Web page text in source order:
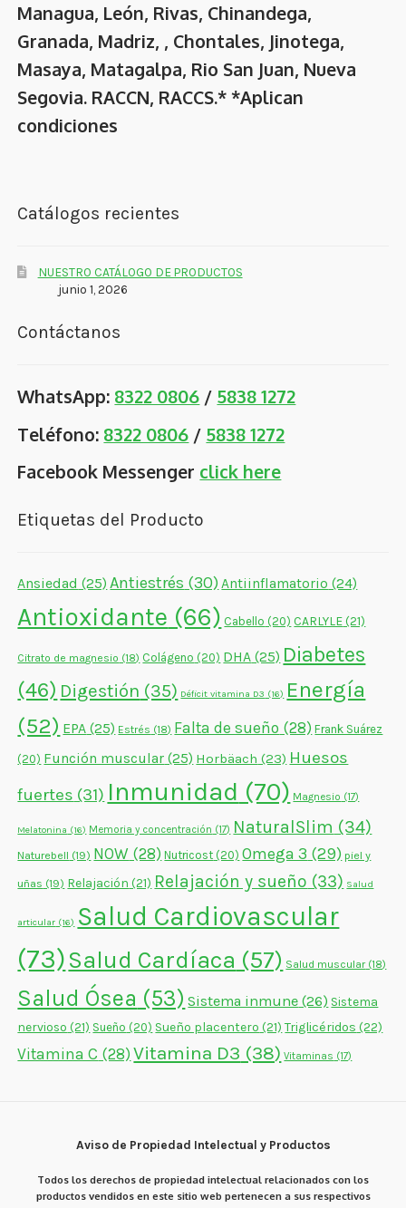
Managua, León, Rivas, Chinandega,
Granada, Madriz, , Chontales, Jinotega,
Masaya, Matagalpa, Rio San Juan, Nueva
Segovia. RACCN, RACCS.* *Aplican
condiciones
Catálogos recientes
NUESTRO CATÁLOGO DE PRODUCTOS
junio 1, 2026
Contáctanos
WhatsApp: 8322 0806 / 5838 1272
Teléfono: 8322 0806 / 5838 1272
Facebook Messenger click here
Etiquetas del Producto
Ansiedad (25) Antiestrés (30)Antiinflamatorio (24)
Antioxidante (66) Cabello (20) CARLYLE(21)
Citrato de magnesio (18) Colágeno (20) DHA (25) Diabetes
(46) Digestión (35) Déficit vitamina D3 (16) Energía
(52) EPA (25) Estrés (18) Falta de sueño (28) Frank Suárez
(20) Función muscular (25) Horbäach (23) Huesos
fuertes (31) Inmunidad (70) Magnesio (17)
Melatonina (16) Memoria y concentración (17) NaturalSlim (34)
Naturebell (19) NOW (28) Nutricost (20) Omega 3 (29) piel y
uñas (19) Relajación (21) Relajación y sueño (33) Salud
articular (16) Salud Cardiovascular
(73)Salud Cardíaca (57) Salud muscular(18)
Salud Ósea (53) Sistema inmune (26) Sistema
nervioso (21) Sueño (20) Sueño placentero (21) Triglicéridos (22)
Vitamina C (28) Vitamina D3 (38) Vitaminas (17)
Aviso de Propiedad Intelectual y Productos
Todos los derechos de propiedad intelectual relacionados con los
productos vendidos en este sitio web pertenecen a sus respectivos